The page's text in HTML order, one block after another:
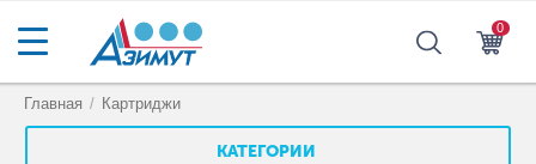
0
Главная / Картриджи
КАТЕГОРИИ